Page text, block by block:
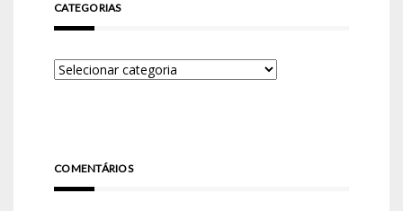
CATEGORIAS
COMENTÁRIOS